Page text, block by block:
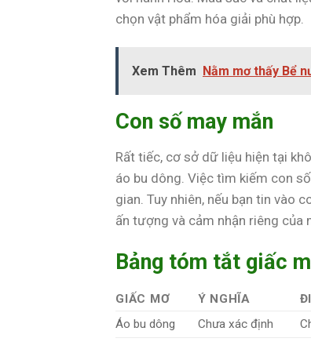
chọn vật phẩm hóa giải phù hợp.
Xem Thêm Nằm mơ thấy Bể
Con số may mắn
Rất tiếc, cơ sở dữ liệu hiện tại
áo bu dông. Việc tìm kiếm con
gian. Tuy nhiên, nếu bạn tin vào
ấn tượng và cảm nhận riêng của
Bảng tóm tắt giấc
GIẤC MƠ Ý NGHĨA
Áo bu dông
Chưa xác định